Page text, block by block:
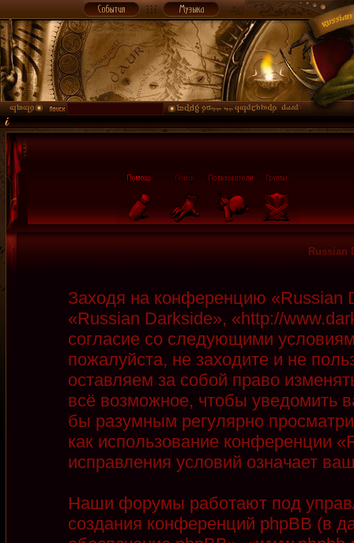
Russian
Заходя на конференцию
«Russian Darkside», «http://
согласие со следующими
пожалуйста, не заходите и не
оставляем за собой право
всё возможное, чтобы уведомить
бы разумным регулярно
как использование конференции
исправления условий означает
Наши форумы работают под
создания конференций phpBB (в